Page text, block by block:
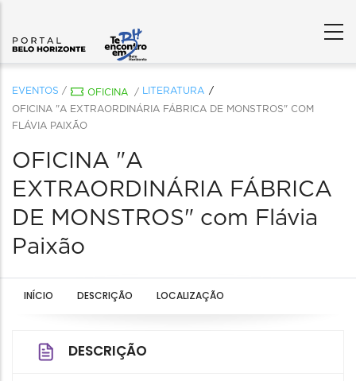
EVENTOS / OFICINA /
LITERATURA
OFICINA "A EXTRAORDINÁRIA FÁBRICA DE MONSTROS" COM
FLÁVIA PAIXÃO
OFICINA "A
EXTRAORDINÁRIA FÁBRICA
DE MONSTROS" com Flávia
Paixão
INÍCIO DESCRIÇÃO LOCALIZAÇÃO
DESCRIÇÃO